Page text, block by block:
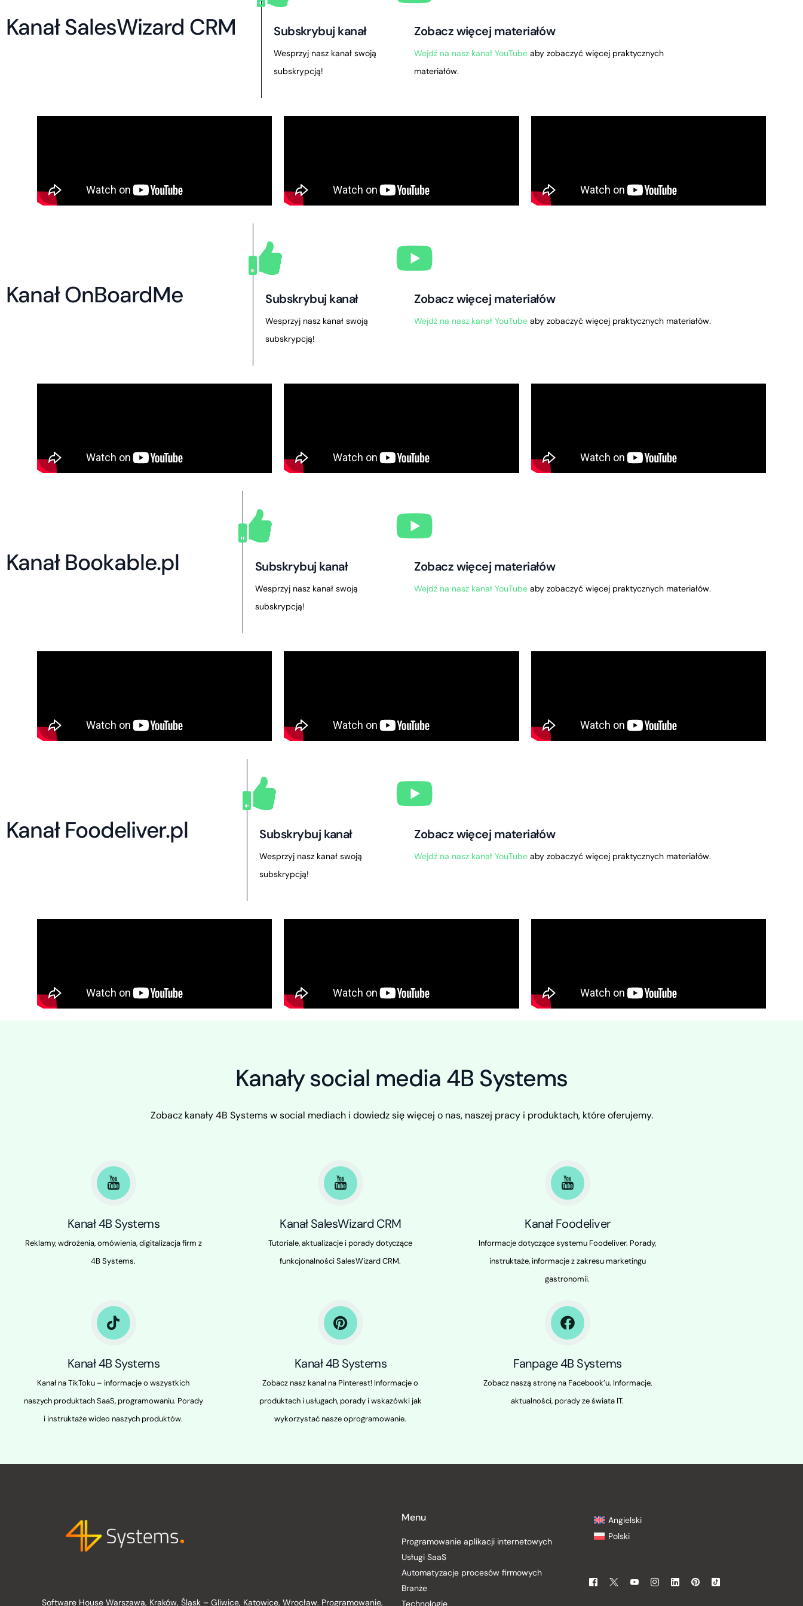
Kanał SalesWizard CRM Subskrybuj kanał
Wesprzyj nasz kanał swoją
subskrypcją!
Zobacz więcej materiałów
Wejdź na nasz kanał YouTube aby zobaczyć więcej praktycznych
materiałów.
Kanał OnBoardMe Subskrybuj kanał
Wesprzyj nasz kanał swoją
subskrypcją!
Zobacz więcej materiałów
Wejdź na nasz kanał YouTube aby zobaczyć więcej praktycznych materiałów.
Kanał Bookable.pl Subskrybuj kanał
Wesprzyj nasz kanał swoją
subskrypcją!
Zobacz więcej materiałów
Wejdź na nasz kanał YouTube aby zobaczyć więcej praktycznych materiałów.
Kanał Foodeliver.pl Subskrybuj kanał
Wesprzyj nasz kanał swoją
subskrypcją!
Zobacz więcej materiałów
Wejdź na nasz kanał YouTube aby zobaczyć więcej praktycznych materiałów.
Kanały social media 4B Systems
Zobacz kanały 4B Systems w social mediach i dowiedz się więcej o nas, naszej pracy i produktach, które oferujemy.
Kanał 4B Systems
Reklamy, wdrożenia, omówienia, digitalizacja firm z
4B Systems.
Kanał SalesWizard CRM
Tutoriale, aktualizacje i porady dotyczące
funkcjonalności SalesWizard CRM.
Kanał Foodeliver
Informacje dotyczące systemu Foodeliver. Porady,
instruktaże, informacje z zakresu marketingu
gastronomii.
Kanał 4B Systems
Kanał na TikToku – informacje o wszystkich
naszych produktach SaaS, programowaniu. Porady
i instruktaże wideo naszych produktów.
Kanał 4B Systems
Zobacz nasz kanał na Pinterest! Informacje o
produktach i usługach, porady i wskazówki jak
wykorzystać nasze oprogramowanie.
Fanpage 4B Systems
Zobacz naszą stronę na Facebook’u. Informacje,
aktualności, porady ze świata IT.
Software House Warszawa, Kraków, Śląsk – Gliwice, Katowice, Wrocław. Programowanie,
Menu
Programowanie aplikacji internetowych
Usługi SaaS
Automatyzacje procesów firmowych
Branże
Technologie
Angielski
Polski